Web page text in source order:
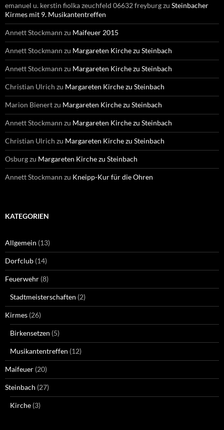
emanuel u. kerstin fiolka zeuchfeld 06632 freyburgzu Steinbacher
Kirmes mit 9. Musikantentreffen
Annett Stockmann zu Maifeuer 2015
Annett Stockmann zu Margareten Kirche zu Steinbach
Annett Stockmann zu Margareten Kirche zu Steinbach
Christian Ulrich zu Margareten Kirche zu Steinbach
Marion Bienertzu Margareten Kirche zu Steinbach
Annett Stockmann zu Margareten Kirche zu Steinbach
Christian Ulrich zu Margareten Kirche zu Steinbach
Osburgzu Margareten Kirche zu Steinbach
Annett Stockmann zu Kneipp-Kur für die Ohren
KATEGORIEN
Allgemein (13)
Dorfclub (14)
Feuerwehr (8)
Stadtmeisterschaften (2)
Kirmes (26)
Birkensetzen (5)
Musikantentreffen (12)
Maifeuer (20)
Steinbach (27)
Kirche (3)